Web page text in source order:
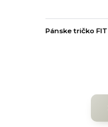
Pánske tričko